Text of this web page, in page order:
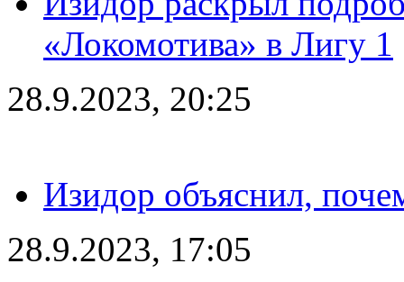
«Локомотива» в Лигу 1
28.9.2023, 20:25
Изидор объяснил,
28.9.2023, 17:05